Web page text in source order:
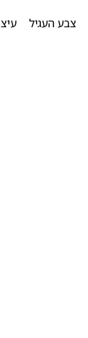
צבע העגיל